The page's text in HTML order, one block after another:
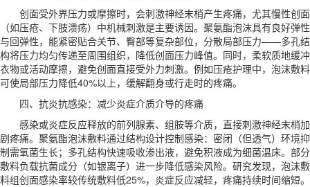
创面受外界压力或摩擦时，会刺激神经末梢产生疼痛，尤其慢性创面
（如压疮、下肢溃疡）中机械刺激是主要诱因。聚氨酯泡沫具有良好弹性
与回弹性，能紧密贴合关节、臀部等复杂部位，分散局部压力——多孔结
构将压力均匀传递至周围组织，降低创面压力峰值。同时，柔软质地缓冲
衣物或活动摩擦，避免创面直接受外力刺激。例如压疮护理中，泡沫敷料
可使局部压力降低40%以上，缓解翻身或行走时的疼痛。
四、抗炎抗感染：减少炎症介质介导的疼痛
感染或炎症反应释放的前列腺素、组胺等介质，直接刺激神经末梢加
剧疼痛。聚氨酯泡沫敷料通过结构设计控制感染：密闭（但透气）环境抑
制需氧菌生长；多孔结构快速吸收渗出液，避免积液成为细菌温床。部分
敷料负载抗菌成分（如银离子）进一步降低感染风险。研究发现，泡沫敷
料组创面感染率较传统敷料低25%，炎症反应减轻，疼痛持续时间缩短。